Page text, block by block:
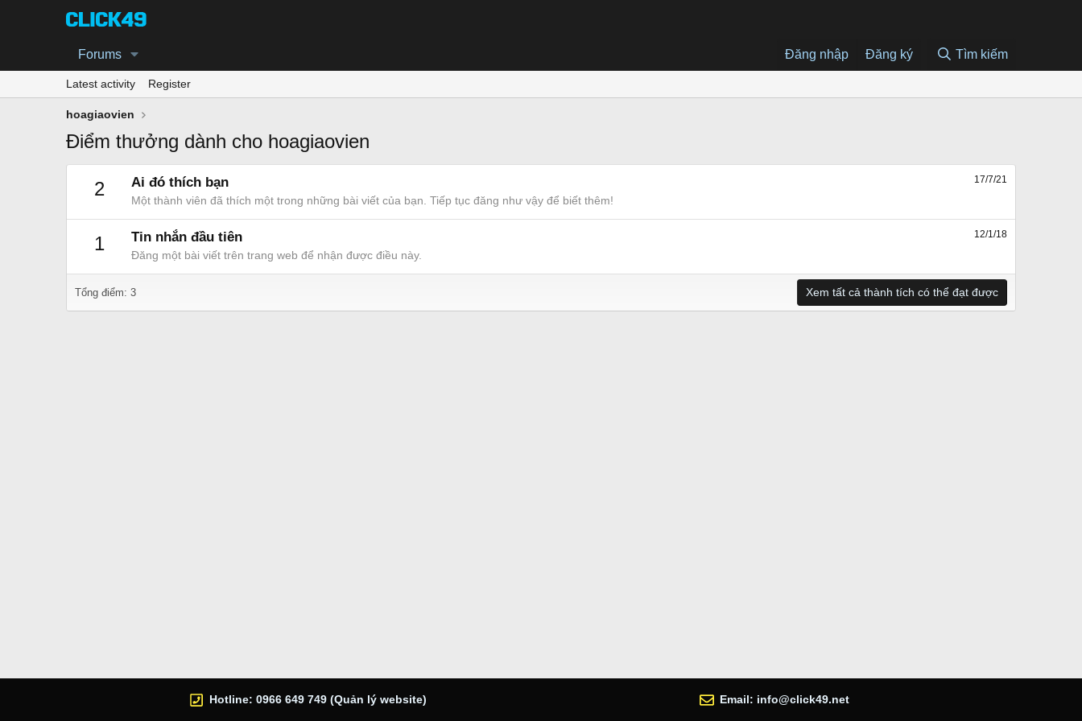
Forums Đăng nhập Đăng ký Tìm kiếm
Latest activity Register
hoagiaovien
Điểm thưởng dành cho hoagiaovien
2 17/7/21
Ai đó thích bạn
Một thành viên đã thích một trong những bài viết của bạn. Tiếp tục đăng như vậy để biết thêm!
1 12/1/18
Tin nhắn đầu tiên
Đăng một bài viết trên trang web để nhận được điều này.
Tổng điểm: 3 Xem tất cả thành tích có thể đạt được
Hotline: 0966 649 749 (Quản lý website) Email: info@click49.net